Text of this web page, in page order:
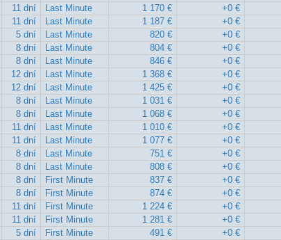
11 dní Last Minute 1 170 € +0 €
11 dní Last Minute 1 187 € +0 €
5 dní Last Minute 820 € +0 €
8 dní Last Minute 804 € +0 €
8 dní Last Minute 846 € +0 €
12 dní Last Minute 1 368 € +0 €
12 dní Last Minute 1 425 € +0 €
8 dní Last Minute 1 031 € +0 €
8 dní Last Minute 1 068 € +0 €
11 dní Last Minute 1 010 € +0 €
11 dní Last Minute 1 077 € +0 €
8 dní Last Minute 751 € +0 €
8 dní Last Minute 808 € +0 €
8 dní First Minute 837 € +0 €
8 dní First Minute 874 € +0 €
11 dní First Minute 1 224 € +0 €
11 dní First Minute 1 281 € +0 €
5 dní First Minute 491 € +0 €